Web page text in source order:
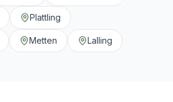
Plattling
Metten Lalling